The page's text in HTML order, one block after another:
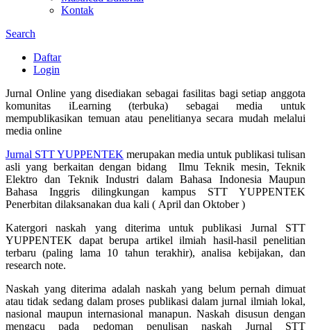
Kontak
Search
Daftar
Login
Jurnal Online yang disediakan sebagai fasilitas bagi setiap anggota
komunitas iLearning (terbuka) sebagai media untuk
mempublikasikan temuan atau penelitianya secara mudah melalui
media online
Jurnal STT YUPPENTEK merupakan media untuk publikasi tulisan
asli yang berkaitan dengan bidang Ilmu Teknik mesin, Teknik
Elektro dan Teknik Industri dalam Bahasa Indonesia Maupun
Bahasa Inggris dilingkungan kampus STT YUPPENTEK
Penerbitan dilaksanakan dua kali ( April dan Oktober )
Katergori naskah yang diterima untuk publikasi Jurnal STT
YUPPENTEK dapat berupa artikel ilmiah hasil-hasil penelitian
terbaru (paling lama 10 tahun terakhir), analisa kebijakan, dan
research note.
Naskah yang diterima adalah naskah yang belum pernah dimuat
atau tidak sedang dalam proses publikasi dalam jurnal ilmiah lokal,
nasional maupun internasional manapun. Naskah disusun dengan
mengacu pada pedoman penulisan naskah Jurnal STT